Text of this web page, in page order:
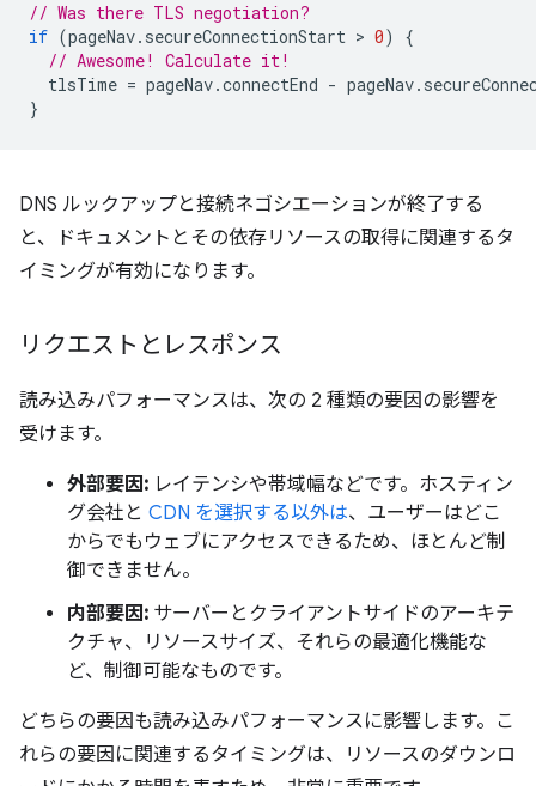
// Was there TLS negotiation?
if (pageNav. secureConnectionStart > 0)
{
// Awesome! Calculate it!
tlsTime = pageNav.connectEnd - pageNav.
}
DNS ルックアップと接続ネゴシエーションが終了する
と、ドキュメントとその依存リソースの取得に関連するタ
イミングが有効になります。
リクエストとレスポンス
読み込みパフォーマンスは、次の 2 種類の要因の影響を
受けます。
外部要因: レイテンシや帯域幅などです。ホスティン
グ会社と CDN を選択する以外は、ユーザーはどこ
からでもウェブにアクセスできるため、ほとんど制
御できません。
内部要因: サーバーとクライアントサイドのアーキテ
クチャ、リソースサイズ、それらの最適化機能な
ど、制御可能なものです。
どちらの要因も読み込みパフォーマンスに影響します。こ
れらの要因に関連するタイミングは、リソースのダウンロ